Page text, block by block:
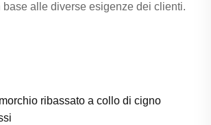
base alle diverse esigenze dei clienti.
ribassato a collo di cigno